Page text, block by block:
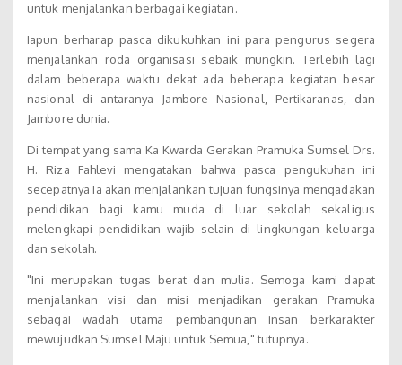
untuk menjalankan berbagai kegiatan.
Iapun berharap pasca dikukuhkan ini para pengurus segera
menjalankan roda organisasi sebaik mungkin. Terlebih lagi
dalam beberapa waktu dekat ada beberapa kegiatan besar
nasional di antaranya Jambore Nasional, Pertikaranas, dan
Jambore dunia.
Di tempat yang sama Ka Kwarda Gerakan Pramuka Sumsel Drs.
H. Riza Fahlevi mengatakan bahwa pasca pengukuhan ini
secepatnya Ia akan menjalankan tujuan fungsinya mengadakan
pendidikan bagi kamu muda di luar sekolah sekaligus
melengkapi pendidikan wajib selain di lingkungan keluarga
dan sekolah.
"Ini merupakan tugas berat dan mulia. Semoga kami dapat
menjalankan visi dan misi menjadikan gerakan Pramuka
sebagai wadah utama pembangunan insan berkarakter
mewujudkan Sumsel Maju untuk Semua," tutupnya.